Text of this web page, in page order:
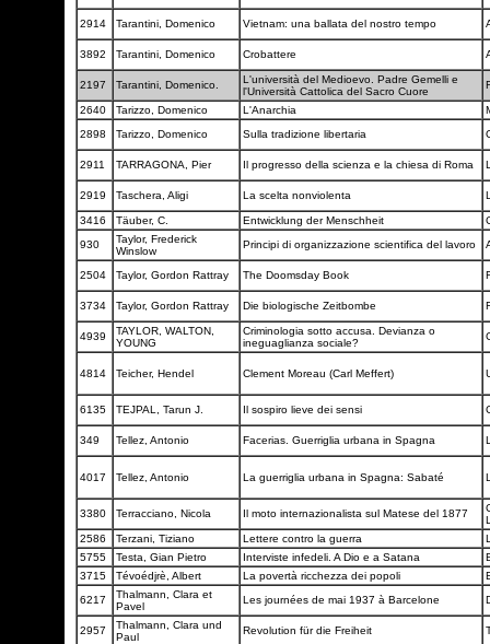
2914 Tarantini, Domenico Vietnam: una ballata del nostro tempo
3892 Tarantini, Domenico Crobattere
2197 Tarantini, Domenico.
L'università del Medioevo. Padre Gemelli e
l'Università Cattolica del Sacro Cuore
2640 Tarizzo, Domenico L'Anarchia
2898
Tarizzo, Domenico Sulla tradizione libertaria
2911 TARRAGONA, Pier Il progresso della scienza e la chiesa di Roma
2919 Taschera, Aligi La scelta nonviolenta
3416 Täuber, C. Entwicklung der Menschheit
930
Taylor, Frederick
Winslow
Principi di organizzazione scientifica del lavoro
2504 Taylor, Gordon Rattray The Doomsday Book
3734 Taylor, Gordon Rattray Die biologische Zeitbombe
4939
TAYLOR, WALTON,
YOUNG
Criminologia sotto accusa. Devianza o
ineguaglianza sociale?
4814 Teicher, Hendel Clement Moreau (Carl Meffert)
6135 TEJPAL, Tarun J. Il sospiro lieve dei sensi
349 Tellez, Antonio Facerias. Guerriglia urbana in Spagna
4017 Tellez, Antonio La guerriglia urbana in Spagna: Sabaté
3380 Terracciano, Nicola Il moto internazionalista sul Matese del 1877
2586
Terzani, Tiziano Lettere contro la guerra
5755
Testa, Gian Pietro Interviste infedeli. A Dio e a Satana
3715
Tévoédjrè, Albert La povertà ricchezza dei popoli
6217
Thalmann, Clara et
Pavel
Les journées de mai 1937 à Barcelone
2957
Thalmann, Clara und
Paul
Revolution für die Freiheit